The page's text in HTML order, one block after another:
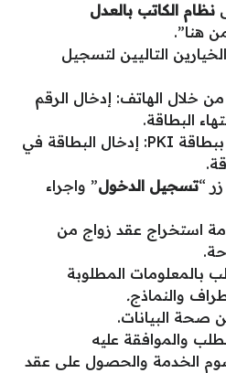
نظام الكاتب بالعدل
هنا”.
التاليين لتسجيل
خلال الهاتف: إدخال الرقم
البطاقة.
تسجيل الدخول ببطاقة PKI: إدخال البطاقة في
“تسجيل الدخول” واجراء
استخراج عقد زواج من
بالمعلومات المطلوبة
والنماذج.
صحة البيانات.
والموافقة عليه
الخدمة والحصول على عقد